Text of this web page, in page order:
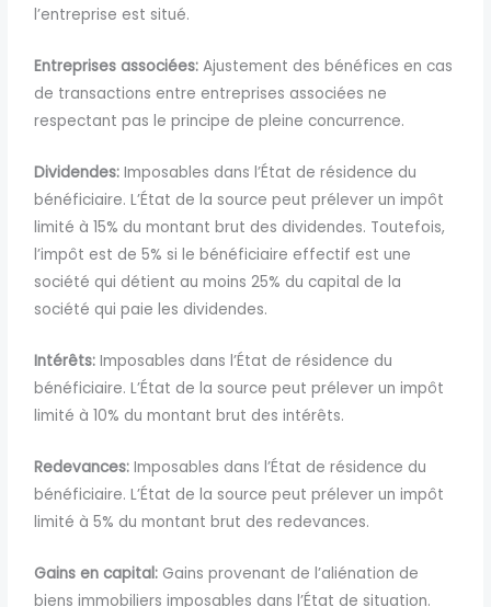
l’entreprise est situé.
Entreprises associées: Ajustement des bénéfices en cas
de transactions entre entreprises associées ne
respectant pas le principe de pleine concurrence.
Dividendes: Imposables dans l’État de résidence du
bénéficiaire. L’État de la source peut prélever un impôt
limité à 15% du montant brut des dividendes. Toutefois,
l’impôt est de 5% si le bénéficiaire effectif est une
société qui détient au moins 25% du capital de la
société qui paie les dividendes.
Intérêts: Imposables dans l’État de résidence du
bénéficiaire. L’État de la source peut prélever un impôt
limité à 10% du montant brut des intérêts.
Redevances: Imposables dans l’État de résidence du
bénéficiaire. L’État de la source peut prélever un impôt
limité à 5% du montant brut des redevances.
Gains en capital: Gains provenant de l’aliénation de
biens immobiliers imposables dans l’État de situation.